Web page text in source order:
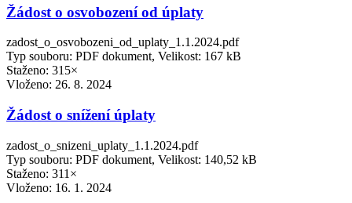
Žádost o osvobození od úplaty
zadost_o_osvobozeni_od_uplaty_1.1.2024.pdf
Typ souboru: PDF dokument, Velikost: 167 kB
Staženo: 315×
Vloženo: 26. 8. 2024
Žádost o snížení úplaty
zadost_o_snizeni_uplaty_1.1.2024.pdf
Typ souboru: PDF dokument, Velikost: 140,52 kB
Staženo: 311×
Vloženo: 16. 1. 2024